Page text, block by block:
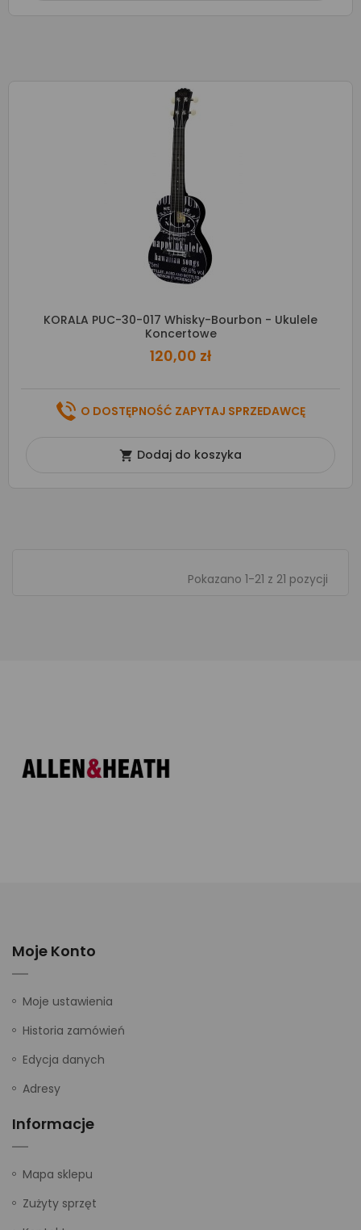
KORALA PUC-30-017 Whisky-Bourbon - Ukulele
Koncertowe
120,00 zł
O DOSTĘPNOŚĆ ZAPYTAJ SPRZEDAWCĘ
 Dodaj do koszyka
Pokazano 1-21 z 21 pozycji
Moje Konto
Moje ustawienia
Historia zamówień
Edycja danych
Adresy
Informacje
Mapa sklepu
Zużyty sprzęt